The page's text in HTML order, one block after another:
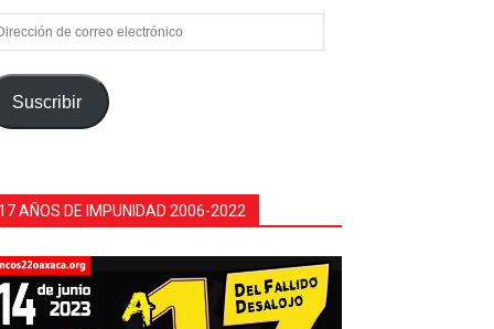
Suscribir
17 AÑOS DE IMPUNIDAD 2006-2022